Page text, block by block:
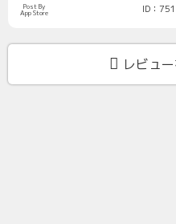
Post By
App Store ID：
レビュ